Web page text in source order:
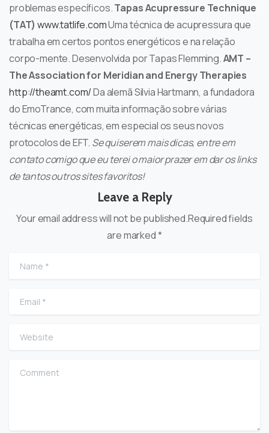
problemas específicos.Tapas Acupressure Technique
(TAT) www.tatlife.comUma técnica de acupressura que
trabalha em certos pontos energéticos e na relação
corpo-mente. Desenvolvida por Tapas Flemming.AMT –
The Association for Meridian and Energy Therapies
http://theamt.com/Da alemã Silvia Hartmann, a fundadora
do EmoTrance, com muita informação sobre várias
técnicas energéticas, em especial os seus novos
protocolos de EFT. Se quiserem mais dicas, entre em
contato comigo que eu terei o maior prazer em dar os links
de tantos outros sites favoritos!
Leave a Reply
Your email address will not be published.Required fields
are marked *
Name
Email
Website
Comment